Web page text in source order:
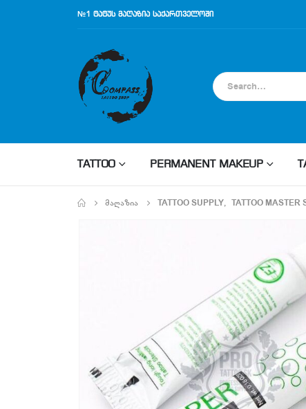
№1 ტატუს მაღაზია საქართველოში
TATTOO PERMANENT MAKEUP
ᲛᲐᲦᲐᲖᲘᲐ TATTOO SUPPLY, TATTOO MASTER